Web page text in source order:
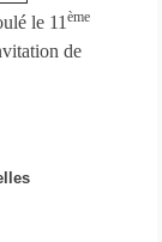
le 11ème
de